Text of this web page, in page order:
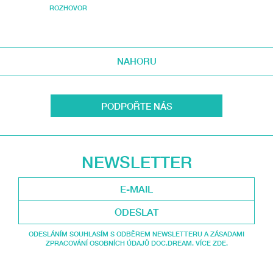
ROZHOVOR
NAHORU
PODPOŘTE NÁS
NEWSLETTER
ODESLAT
ODESLÁNÍM SOUHLASÍM S ODBĚREM NEWSLETTERU A ZÁSADAMI
ZPRACOVÁNÍ OSOBNÍCH ÚDAJŮ DOC.DREAM. VÍCE ZDE.